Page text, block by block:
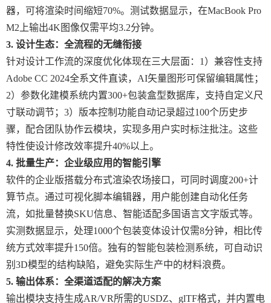
器，可将渲染时间缩短70%。测试数据显示，在MacBook Pro
M2上输出4K图像仅需平均3.2分钟。
3. 设计生态：全流程的无缝衔接
针对设计工作流的深度优化体现在三大层面：1）兼容性支持
Adobe CC 2024全系文件直读，AI矢量图形可保留编辑属性；
2）参数化建模系统内置300+包装盒型数据库，支持自定义尺
寸联动调节；3）版本控制功能自动记录超过100个历史步
骤，配合团队协作云模块，实现多用户实时标注批注。这些
特性使设计修改效率提升40%以上。
4. 批量生产：企业级应用的智能引擎
软件的企业版搭载分布式渲染农场接口，可同时调度200+计
算节点。通过可视化脚本编辑器，用户能创建自动化任务
流，如批量替换SKU信息、智能适配多国语言文字版式等。
实测数据显示，处理1000个包装变体设计仅需8分钟，相比传
统方式效率提升150倍。独有的智能包装检测系统，可自动识
别3D模型的结构缺陷，避免实际生产中的材料浪费。
5. 输出体系：全渠道适配的解决方案
输出模块支持生成AR/VR所需的USDZ、glTF格式，并内置电